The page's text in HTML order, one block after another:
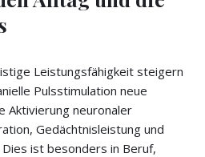
Leistungsfähigkeit steigern
Pulsstimulation neue
Aktivierung neuronaler
Gedächtnisleistung und
ist besonders in Beruf,